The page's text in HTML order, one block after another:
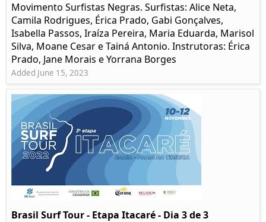
Movimento Surfistas Negras. Surfistas: Alice Neta,
Camila Rodrigues, Érica Prado, Gabi Gonçalves,
Isabella Passos, Iraíza Pereira, Maria Eduarda, Marisol
Silva, Moane Cesar e Tainá Antonio. Instrutoras: Érica
Prado, Jane Morais e Yorrana Borges
Added June 15, 2023
Brasil Surf Tour - Etapa Itacaré - Dia 3 de 3